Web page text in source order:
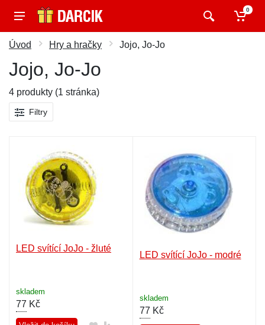
0
Úvod Hry a hračky Jojo, Jo-Jo
Jojo, Jo-Jo
4 produkty (1 stránka)
Filtry
LED svítící JoJo - žluté
skladem
77 Kč
LED svítící JoJo - modré
skladem
77 Kč